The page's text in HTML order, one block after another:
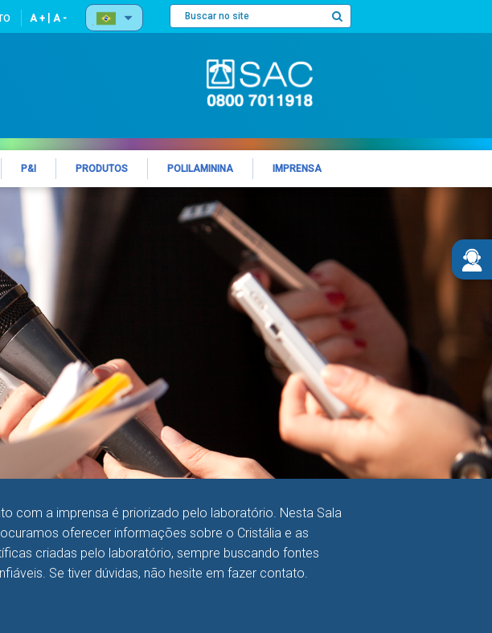
A + A -
P&I PRODUTOS POLILAMININA IMPRENSA
com a imprensa é priorizado pelo laboratório. Nesta Sala
oferecer informações sobre o Cristália e as
criadas pelo laboratório, sempre buscando fontes
Se tiver dúvidas, não hesite em fazer contato.